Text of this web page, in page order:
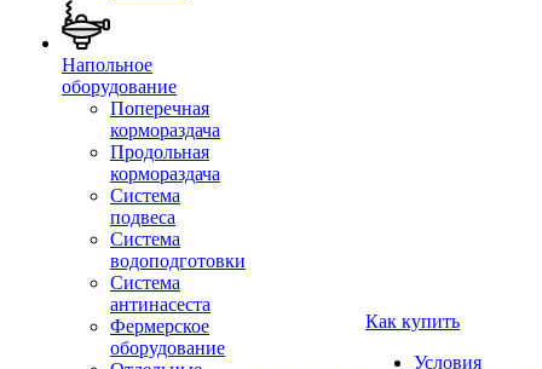
Напольное
оборудование
Поперечная
кормораздача
Продольная
кормораздача
Система
подвеса
Система
водоподготовки
Система
антинасеста
Фермерское
оборудование
Как купить
Условия